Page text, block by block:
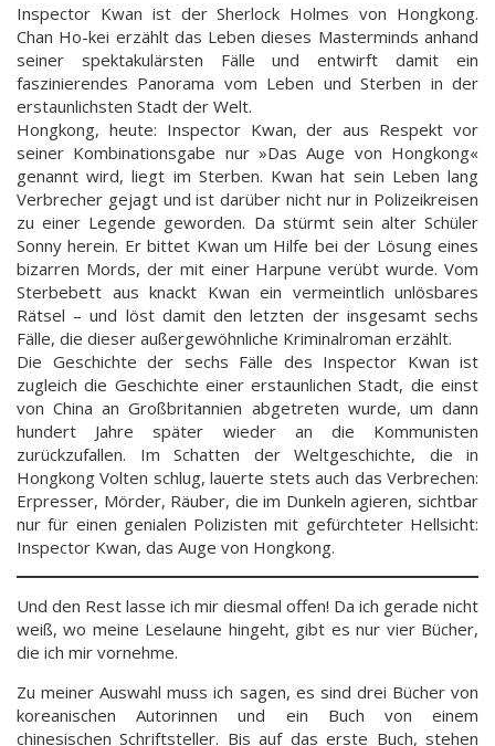
Inspector Kwan ist der Sherlock Holmes von Hongkong.
Chan Ho-kei erzählt das Leben dieses Masterminds anhand
seiner spektakulärsten Fälle und entwirft damit ein
faszinierendes Panorama vom Leben und Sterben in der
erstaunlichsten Stadt der Welt.
Hongkong, heute: Inspector Kwan, der aus Respekt vor
seiner Kombinationsgabe nur »Das Auge von Hongkong«
genannt wird, liegt im Sterben. Kwan hat sein Leben lang
Verbrecher gejagt und ist darüber nicht nur in Polizeikreisen
zu einer Legende geworden. Da stürmt sein alter Schüler
Sonny herein. Er bittet Kwan um Hilfe bei der Lösung eines
bizarren Mords, der mit einer Harpune verübt wurde. Vom
Sterbebett aus knackt Kwan ein vermeintlich unlösbares
Rätsel – und löst damit den letzten der insgesamt sechs
Fälle, die dieser außergewöhnliche Kriminalroman erzählt.
Die Geschichte der sechs Fälle des Inspector Kwan ist
zugleich die Geschichte einer erstaunlichen Stadt, die einst
von China an Großbritannien abgetreten wurde, um dann
hundert Jahre später wieder an die Kommunisten
zurückzufallen. Im Schatten der Weltgeschichte, die in
Hongkong Volten schlug, lauerte stets auch das Verbrechen:
Erpresser, Mörder, Räuber, die im Dunkeln agieren, sichtbar
nur für einen genialen Polizisten mit gefürchteter Hellsicht:
Inspector Kwan, das Auge von Hongkong.
Und den Rest lasse ich mir diesmal offen! Da ich gerade nicht
weiß, wo meine Leselaune hingeht, gibt es nur vier Bücher,
die ich mir vornehme.
Zu meiner Auswahl muss ich sagen, es sind drei Bücher von
koreanischen Autorinnen und ein Buch von einem
chinesischen Schriftsteller. Bis auf das erste Buch, stehen